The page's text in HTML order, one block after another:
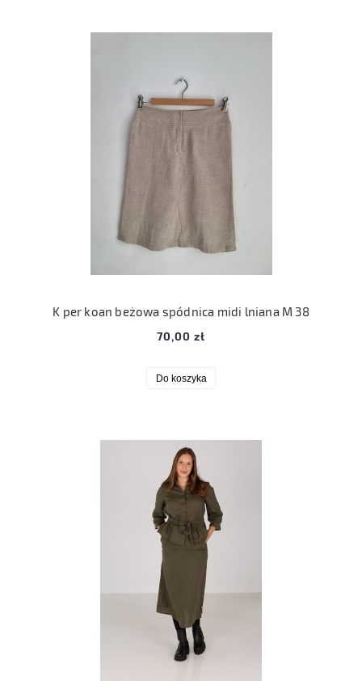
K per koan beżowa spódnica midi lniana M 38
70,00 zł
Do koszyka